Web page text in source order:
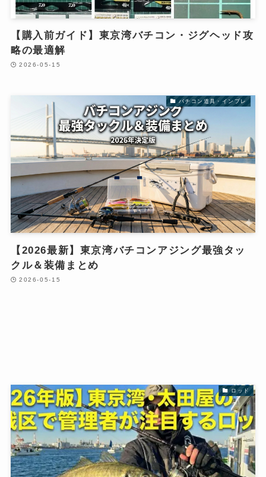
【購入前ガイド】東京湾バチコン・ジグヘッド攻
略の最適解
2026-05-15
バチコン道具・インプレ
【2026最新】東京湾バチコンアジング最強タッ
クル＆装備まとめ
2026-05-15
ロッド